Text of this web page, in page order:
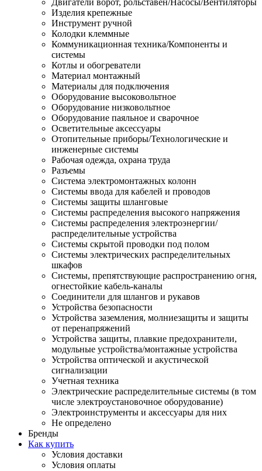
Двигатели ворот, рольставен/Насосы/Вентиляторы
Изделия крепежные
Инструмент ручной
Колодки клеммные
Коммуникационная техника/Компоненты и
системы
Котлы и обогреватели
Материал монтажный
Материалы для подключения
Оборудование высоковольтное
Оборудование низковольтное
Оборудование паяльное и сварочное
Осветительные аксессуары
Отопительные приборы/Технологические и
инженерные системы
Рабочая одежда, охрана труда
Разъемы
Система электромонтажных колонн
Системы ввода для кабелей и проводов
Системы защиты шланговые
Системы распределения высокого напряжения
Системы распределения электроэнергии/
распределительные устройства
Системы скрытой проводки под полом
Системы электрических распределительных
шкафов
Системы, препятствующие распространению огня,
огнестойкие кабель-каналы
Соединители для шлангов и рукавов
Устройства безопасности
Устройства заземления, молниезащиты и защиты
от перенапряжений
Устройства защиты, плавкие предохранители,
модульные устройства/монтажные устройства
Устройства оптической и акустической
сигнализации
Учетная техника
Электрические распределительные системы (в том
числе электроустановочное оборудование)
Электроинструменты и аксессуары для них
Не определено
Бренды
Как купить
Условия доставки
Условия оплаты